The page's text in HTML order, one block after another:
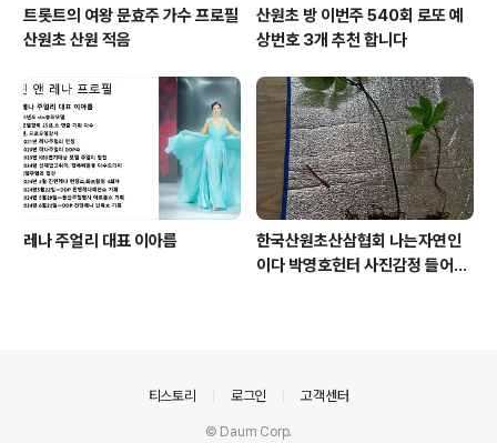
트롯트의 여왕 문효주 가수 프로필
산원초 산원 적음
산원초 방 이번주 540회 로또 예
상번호 3개 추천 합니다
레나 주얼리 대표 이아름
한국산원초산삼협회 나는자연인
이다 박영호헌터 사진감정 들어운
티스토리 로그인 고객센터
© Daum Corp.